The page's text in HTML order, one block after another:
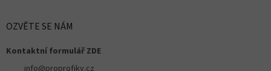
OZVĚTE SE NÁM
Kontaktní formulář ZDE